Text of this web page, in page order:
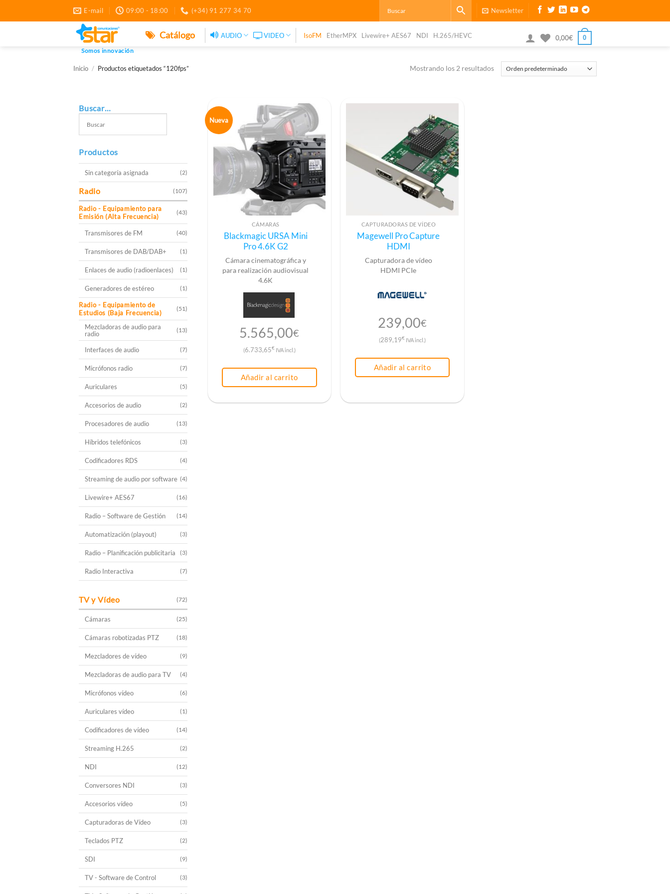
contenido
E-mail 09:00 - 18:00 (+34) 91 277 34 70 Newsletter
Somos innovación
Catálogo AUDIO VIDEO IsoFM EtherMPX Livewire+ AES67 NDI H.265/HEVC 0,00€ 0
Inicio / Productos etiquetados “120fps” Mostrando los 2 resultados
Buscar…
Productos
Sin categoría asignada (2)
Radio (107)
Radio - Equipamiento para
Emisión (Alta Frecuencia)
(43)
Transmisores de FM (40)
Transmisores de DAB/DAB+ (1)
Enlaces de audio (radioenlaces) (1)
Generadores de estéreo (1)
Radio - Equipamiento de
Estudios (Baja Frecuencia)
(51)
Mezcladoras de audio para
radio
(13)
Interfaces de audio (7)
Micrófonos radio (7)
Auriculares (5)
Accesorios de audio (2)
Procesadores de audio (13)
Híbridos telefónicos (3)
Codificadores RDS (4)
Streaming de audio por software (4)
Livewire+ AES67 (16)
Radio – Software de Gestión (14)
Automatización (playout) (3)
Radio – Planificación publicitaria (3)
Radio Interactiva (7)
TV y Vídeo (72)
Cámaras (25)
Cámaras robotizadas PTZ (18)
Mezcladores de vídeo (9)
Mezcladoras de audio para TV (4)
Micrófonos vídeo (6)
Auriculares vídeo (1)
Codificadores de vídeo (14)
Streaming H.265 (2)
NDI (12)
Conversores NDI (3)
Accesorios vídeo (5)
Capturadoras de Vídeo (3)
Teclados PTZ (2)
SDI (9)
TV - Software de Control (3)
Nueva
CÁMARAS
Blackmagic URSA Mini
Pro 4.6K G2
Cámara cinematográfica y
para realización audiovisual
4.6K
5.565,00€
(6.733,65€IVA incl.)
Añadir al carrito
CAPTURADORAS DE VÍDEO
Magewell Pro Capture
HDMI
Capturadora de vídeo
HDMI PCIe
239,00€
(289,19€IVA incl.)
Añadir al carrito